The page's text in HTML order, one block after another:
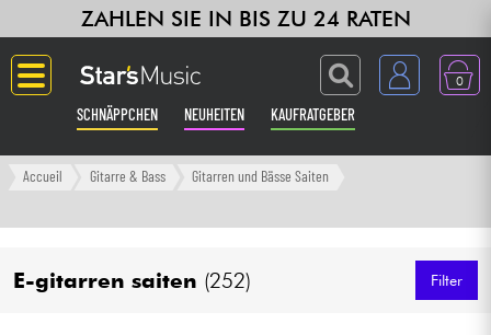
ZAHLEN SIE IN BIS ZU 24 RATEN
0
SCHNÄPPCHEN NEUHEITEN KAUFRATGEBER
Langue
Verstärker & Effekte
Accueil Gitarre & Bass Gitarren und Bässe Saiten
E-gitarren saiten (252) Filter